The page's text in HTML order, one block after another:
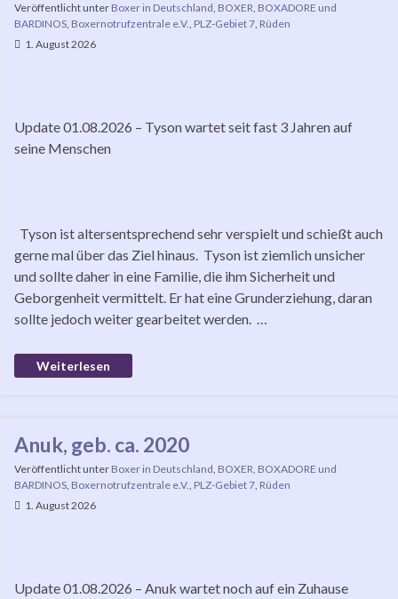
Veröffentlicht unter Boxer in Deutschland, BOXER, BOXADORE und
BARDINOS, Boxernotrufzentrale e.V., PLZ-Gebiet 7, Rüden
1. August 2026
Update 01.08.2026 – Tyson wartet seit fast 3 Jahren auf
seine Menschen
Tyson ist altersentsprechend sehr verspielt und schießt auch
gerne mal über das Ziel hinaus. Tyson ist ziemlich unsicher
und sollte daher in eine Familie, die ihm Sicherheit und
Geborgenheit vermittelt. Er hat eine Grunderziehung, daran
sollte jedoch weiter gearbeitet werden. …
Weiterlesen
Anuk, geb. ca. 2020
Veröffentlicht unter Boxer in Deutschland, BOXER, BOXADORE und
BARDINOS, Boxernotrufzentrale e.V., PLZ-Gebiet 7, Rüden
1. August 2026
Update 01.08.2026 – Anuk wartet noch auf ein Zuhause